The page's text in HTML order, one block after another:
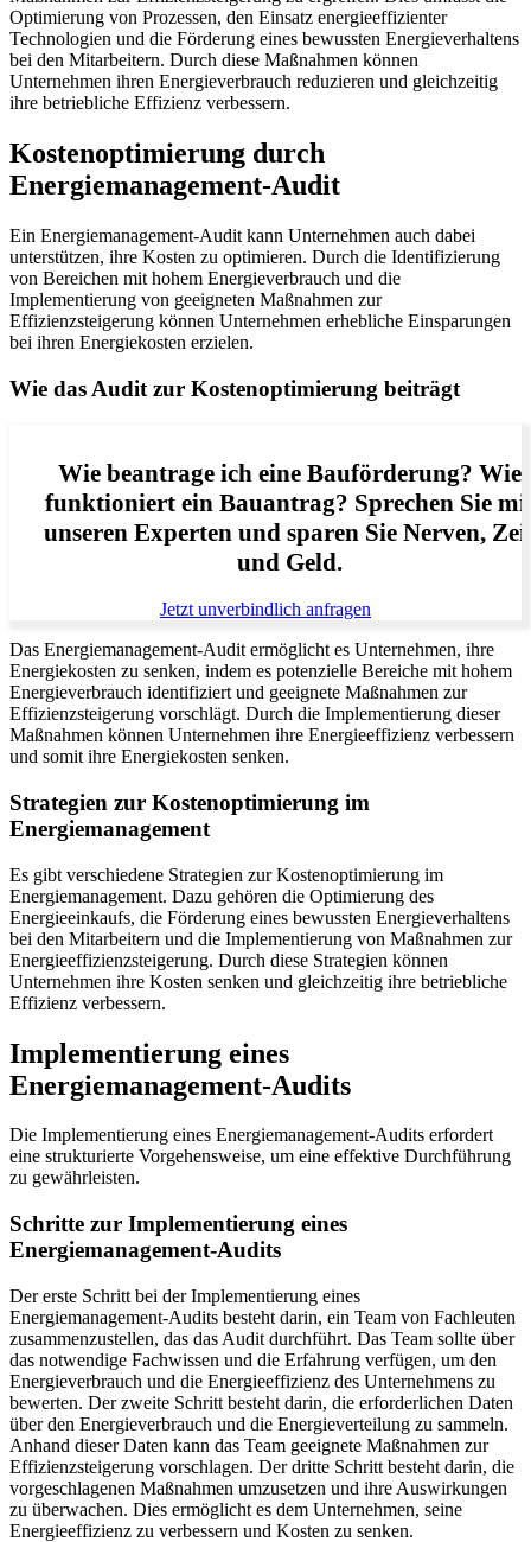
Optimierung von Prozessen, den Einsatz energieeffizienter
Technologien und die Förderung eines bewussten Energieverhaltens
bei den Mitarbeitern. Durch diese Maßnahmen können
Unternehmen ihren Energieverbrauch reduzieren und gleichzeitig
ihre betriebliche Effizienz verbessern.
Kostenoptimierung durch
Energiemanagement-Audit
Ein Energiemanagement-Audit kann Unternehmen auch dabei
unterstützen, ihre Kosten zu optimieren. Durch die Identifizierung
von Bereichen mit hohem Energieverbrauch und die
Implementierung von geeigneten Maßnahmen zur
Effizienzsteigerung können Unternehmen erhebliche Einsparungen
bei ihren Energiekosten erzielen.
Wie das Audit zur Kostenoptimierung beiträgt
Wie beantrage ich eine Bauförderung? Wie
funktioniert ein Bauantrag? Sprechen Sie
unseren Experten und sparen Sie Nerven,
und Geld.
Jetzt unverbindlich anfragen
Das Energiemanagement-Audit ermöglicht es Unternehmen, ihre
Energiekosten zu senken, indem es potenzielle Bereiche mit hohem
Energieverbrauch identifiziert und geeignete Maßnahmen zur
Effizienzsteigerung vorschlägt. Durch die Implementierung dieser
Maßnahmen können Unternehmen ihre Energieeffizienz verbessern
und somit ihre Energiekosten senken.
Strategien zur Kostenoptimierung im
Energiemanagement
Es gibt verschiedene Strategien zur Kostenoptimierung im
Energiemanagement. Dazu gehören die Optimierung des
Energieeinkaufs, die Förderung eines bewussten Energieverhaltens
bei den Mitarbeitern und die Implementierung von Maßnahmen zur
Energieeffizienzsteigerung. Durch diese Strategien können
Unternehmen ihre Kosten senken und gleichzeitig ihre betriebliche
Effizienz verbessern.
Implementierung eines
Energiemanagement-Audits
Die Implementierung eines Energiemanagement-Audits erfordert
eine strukturierte Vorgehensweise, um eine effektive Durchführung
zu gewährleisten.
Schritte zur Implementierung eines
Energiemanagement-Audits
Der erste Schritt bei der Implementierung eines
Energiemanagement-Audits besteht darin, ein Team von Fachleuten
zusammenzustellen, das das Audit durchführt. Das Team sollte über
das notwendige Fachwissen und die Erfahrung verfügen, um den
Energieverbrauch und die Energieeffizienz des Unternehmens zu
bewerten. Der zweite Schritt besteht darin, die erforderlichen Daten
über den Energieverbrauch und die Energieverteilung zu sammeln.
Anhand dieser Daten kann das Team geeignete Maßnahmen zur
Effizienzsteigerung vorschlagen. Der dritte Schritt besteht darin, die
vorgeschlagenen Maßnahmen umzusetzen und ihre Auswirkungen
zu überwachen. Dies ermöglicht es dem Unternehmen, seine
Energieeffizienz zu verbessern und Kosten zu senken.